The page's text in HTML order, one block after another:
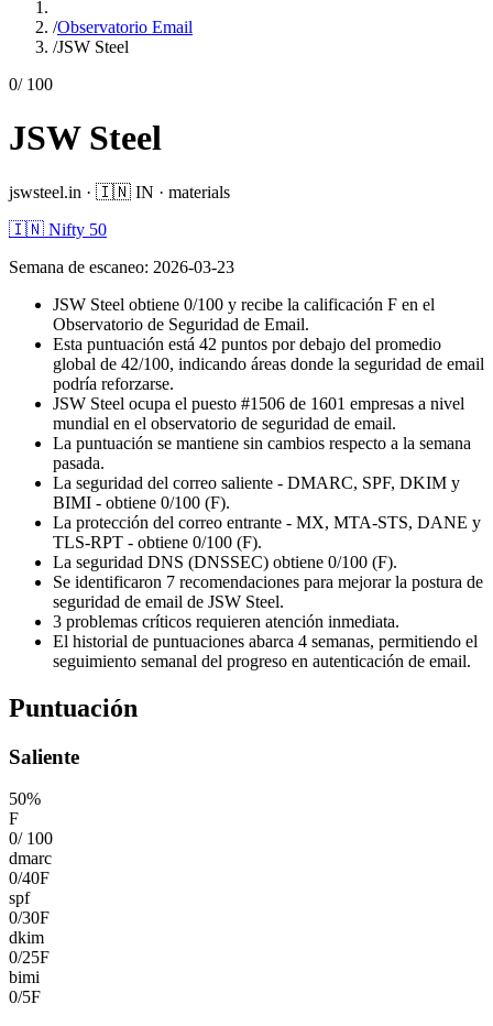
/Observatorio Email
/JSW Steel
0/ 100
JSW Steel
jswsteel.in · 🇮🇳 IN · materials
🇮🇳 Nifty 50
Semana de escaneo: 2026-03-23
JSW Steel obtiene 0/100 y recibe la calificación F en el
Observatorio de Seguridad de Email.
Esta puntuación está 42 puntos por debajo del promedio
global de 42/100, indicando áreas donde la seguridad de email
podría reforzarse.
JSW Steel ocupa el puesto #1506 de 1601 empresas a nivel
mundial en el observatorio de seguridad de email.
La puntuación se mantiene sin cambios respecto a la semana
pasada.
La seguridad del correo saliente - DMARC, SPF, DKIM y
BIMI - obtiene 0/100 (F).
La protección del correo entrante - MX, MTA-STS, DANE y
TLS-RPT - obtiene 0/100 (F).
La seguridad DNS (DNSSEC) obtiene 0/100 (F).
Se identificaron 7 recomendaciones para mejorar la postura de
seguridad de email de JSW Steel.
3 problemas críticos requieren atención inmediata.
El historial de puntuaciones abarca 4 semanas, permitiendo el
seguimiento semanal del progreso en autenticación de email.
Puntuación
Saliente
50%
F
0/ 100
dmarc
0/40F
spf
0/30F
dkim
0/25F
bimi
0/5F